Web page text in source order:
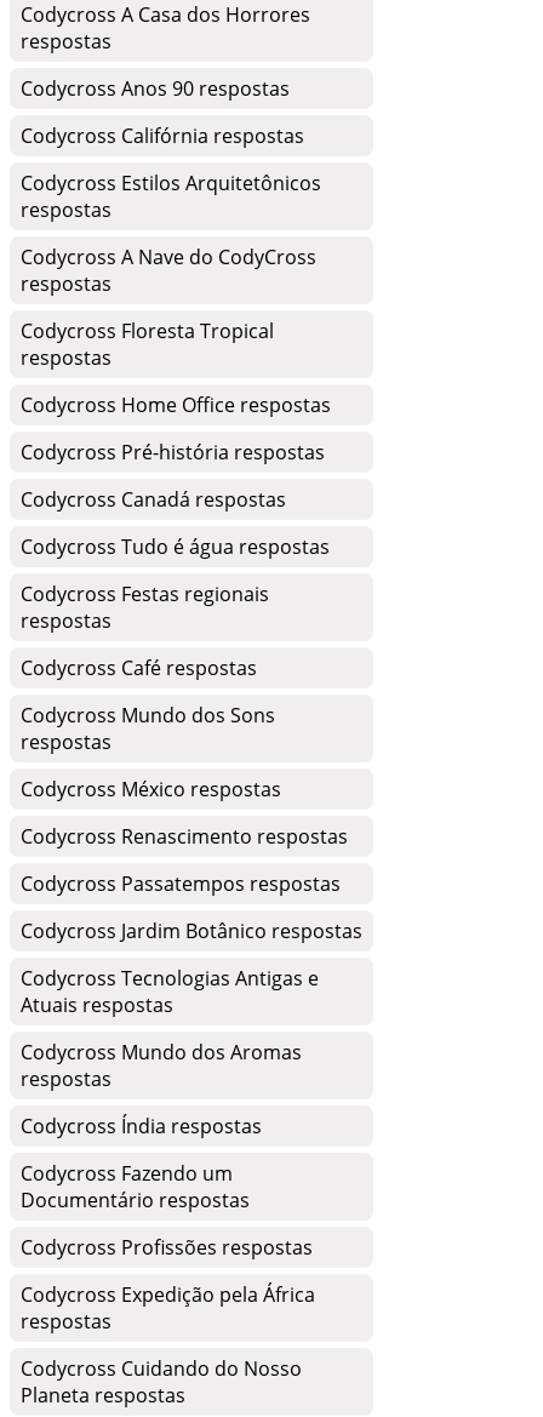
Codycross A Casa dos Horrores
respostas
Codycross Anos 90 respostas
Codycross Califórnia respostas
Codycross Estilos Arquitetônicos
respostas
Codycross A Nave do CodyCross
respostas
Codycross Floresta Tropical
respostas
Codycross Home Office respostas
Codycross Pré-história respostas
Codycross Canadá respostas
Codycross Tudo é água respostas
Codycross Festas regionais
respostas
Codycross Café respostas
Codycross Mundo dos Sons
respostas
Codycross México respostas
Codycross Renascimento respostas
Codycross Passatempos respostas
Codycross Jardim Botânico respostas
Codycross Tecnologias Antigas e
Atuais respostas
Codycross Mundo dos Aromas
respostas
Codycross Índia respostas
Codycross Fazendo um
Documentário respostas
Codycross Profissões respostas
Codycross Expedição pela África
respostas
Codycross Cuidando do Nosso
Planeta respostas